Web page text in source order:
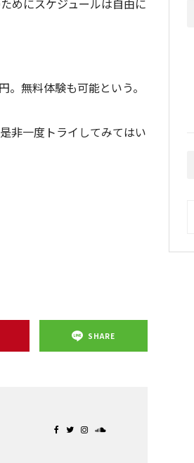
無料体験も可能という。
非一度トライしてみてはい
SHARE